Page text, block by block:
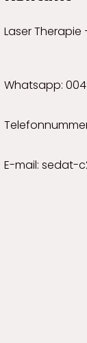
Laser Therapie
Whatsapp:
E-mail: sedat-